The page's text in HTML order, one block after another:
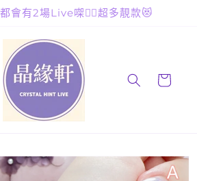
會有2場Live㗎🙋‍♀️超多靚款😻
物